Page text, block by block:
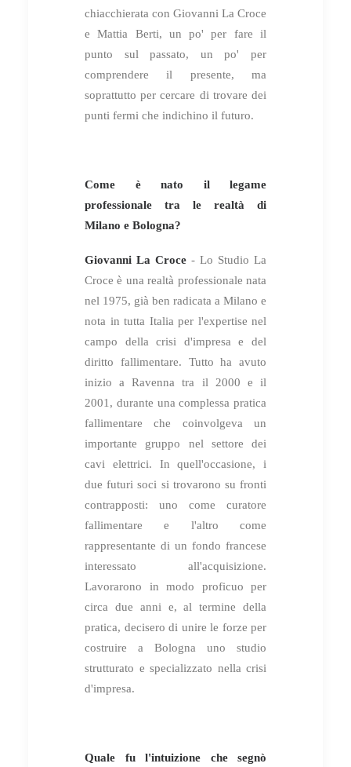
chiacchierata con Giovanni La Croce
e Mattia Berti, un po' per fare il
punto sul passato, un po' per
comprendere il presente, ma
soprattutto per cercare di trovare dei
punti fermi che indichino il futuro.
Come è nato il legame
professionale tra le realtà di
Milano e Bologna?
Giovanni La Croce - Lo Studio La
Croce è una realtà professionale nata
nel 1975, già ben radicata a Milano e
nota in tutta Italia per l'expertise nel
campo della crisi d'impresa e del
diritto fallimentare. Tutto ha avuto
inizio a Ravenna tra il 2000 e il
2001, durante una complessa pratica
fallimentare che coinvolgeva un
importante gruppo nel settore dei
cavi elettrici. In quell'occasione, i
due futuri soci si trovarono su fronti
contrapposti: uno come curatore
fallimentare e l'altro come
rappresentante di un fondo francese
interessato all'acquisizione.
Lavorarono in modo proficuo per
circa due anni e, al termine della
pratica, decisero di unire le forze per
costruire a Bologna uno studio
strutturato e specializzato nella crisi
d'impresa.
Quale fu l'intuizione che segnò